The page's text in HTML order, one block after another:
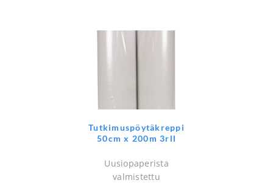
Tutkimuspöytäkreppi
50cm x 200m 3rll
Uusiopaperista
valmistettu